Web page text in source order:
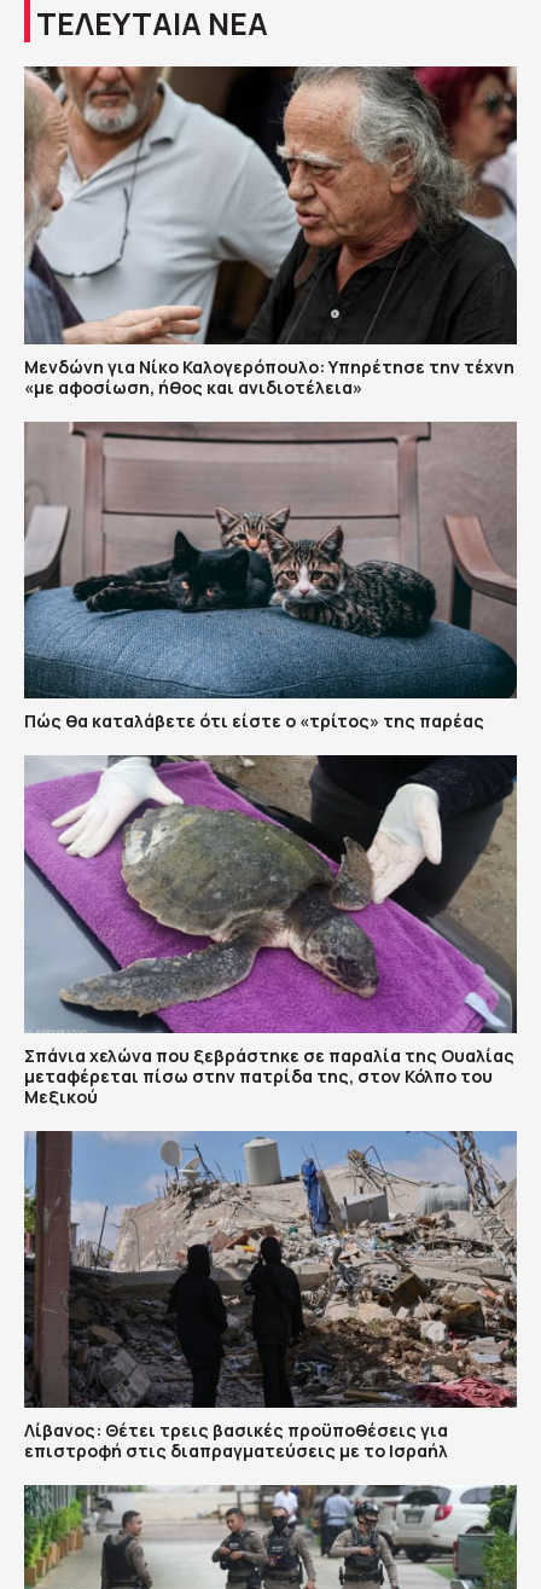
ΤΕΛΕΥΤΑΙΑ ΝΕΑ
Μενδώνη για Νίκο Καλογερόπουλο: Υπηρέτησε την τέχνη
«με αφοσίωση, ήθος και ανιδιοτέλεια»
Πώς θα καταλάβετε ότι είστε ο «τρίτος» της παρέας
Σπάνια χελώνα που ξεβράστηκε σε παραλία της Ουαλίας
μεταφέρεται πίσω στην πατρίδα της, στον Κόλπο του
Μεξικού
Λίβανος: Θέτει τρεις βασικές προϋποθέσεις για
επιστροφή στις διαπραγματεύσεις με το Ισραήλ